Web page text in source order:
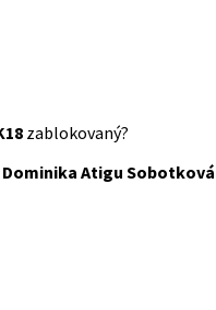
zablokovaný?
Dominika Atigu Sobotková